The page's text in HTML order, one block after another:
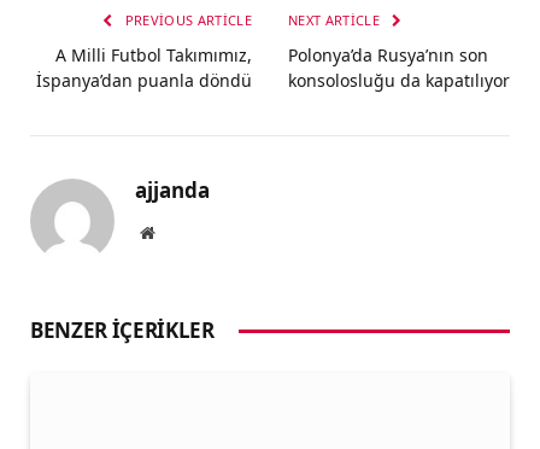
PREVIOUS ARTICLE
A Milli Futbol Takımımız,
İspanya’dan puanla döndü
NEXT ARTICLE
Polonya’da Rusya’nın son
konsolosluğu da kapatılıyor
ajjanda
Website
BENZER İÇERIKLER